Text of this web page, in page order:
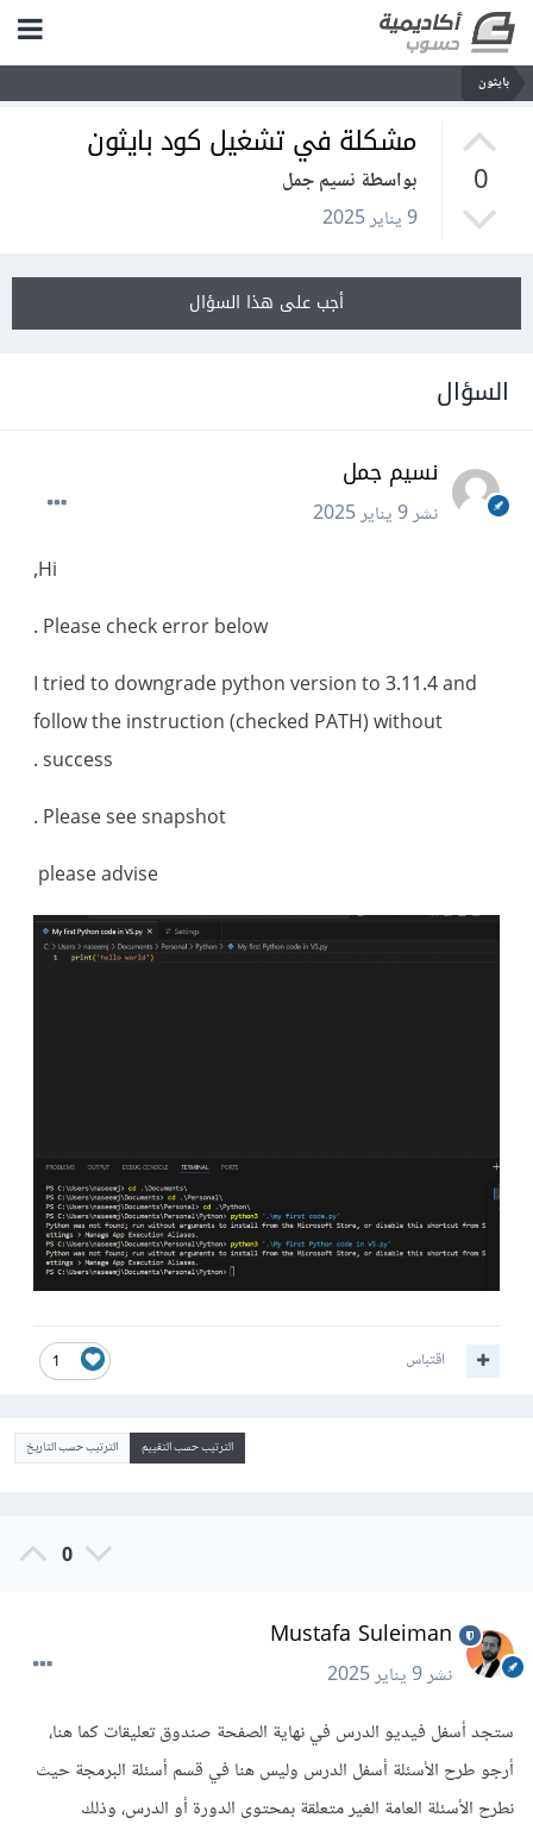
بايثون
0
مشكلة في تشغيل كود بايثون
بواسطة نسيم جمل
9 يناير 2025
أجب على هذا السؤال
السؤال
نسيم جمل
نشر9 يناير 2025
Hi,
Please check error below .
I tried to downgrade python version to 3.11.4 and
follow the instruction (checked PATH) without
success .
Please see snapshot .
please advise
1 اقتباس
الترتيب حسب التقييم الترتيب حسب التاريخ
0
Mustafa Suleiman
نشر9 يناير 2025
ستجد أسفل فيديو الدرس في نهاية الصفحة صندوق تعليقات كما هنا،
أرجو طرح الأسئلة أسفل الدرس وليس هنا في قسم أسئلة البرمجة حيث
نطرح الأسئلة العامة الغير متعلقة بمحتوى الدورة أو الدرس، وذلك